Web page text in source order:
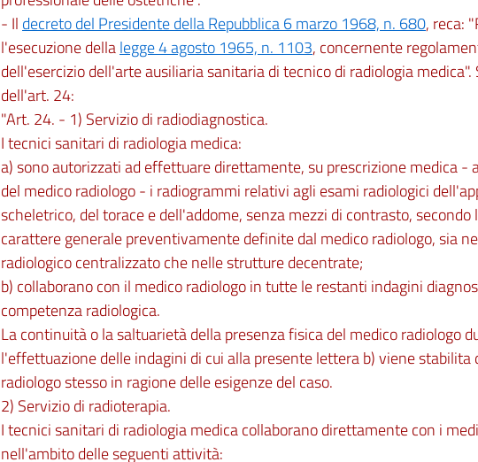
- Il decreto del Presidente della Repubblica 6 marzo 1968, n. 680, reca:
l'esecuzione dellalegge 4 agosto 1965, n. 1103, concernente
dell'esercizio dell'arte ausiliaria sanitaria di tecnico di radiologia
dell'art. 24:
"Art. 24. - 1) Servizio di radiodiagnostica.
I tecnici sanitari di radiologia medica:
a) sono autorizzati ad effettuare direttamente, su prescrizione medica -
del medico radiologo - i radiogrammi relativi agli esami radiologici
scheletrico, del torace e dell'addome, senza mezzi di contrasto, secondo
carattere generale preventivamente definite dal medico radiologo, sia
radiologico centralizzato che nelle strutture decentrate;
b) collaborano con il medico radiologo in tutte le restanti indagini
competenza radiologica.
La continuità o la saltuarietà della presenza fisica del medico radiologo
l'effettuazione delle indagini di cui alla presente lettera b) viene stabilita
radiologo stesso in ragione delle esigenze del caso.
2) Servizio di radioterapia.
I tecnici sanitari di radiologia medica collaborano direttamente con i
nell'ambito delle seguenti attività: